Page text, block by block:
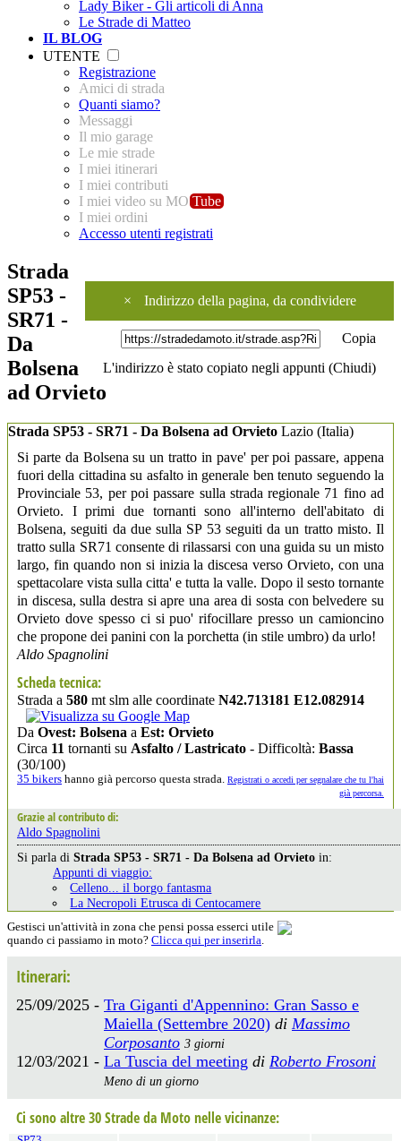
Lady Biker - Gli articoli di Anna
Le Strade di Matteo
IL BLOG
UTENTE
Registrazione
Amici di strada
Quanti siamo?
Messaggi
Il mio garage
Le mie strade
I miei itinerari
I miei contributi
I miei video su MO Tube
I miei ordini
Accesso utenti registrati
× Indirizzo della pagina, da condividere
Copia
L'indirizzo è stato copiato negli appunti (Chiudi)
Strada
SP53 -
SR71 -
Da
Bolsena
ad Orvieto
Strada SP53 - SR71 - Da Bolsena ad Orvieto Lazio (Italia)
Si parte da Bolsena su un tratto in pave' per poi passare, appena
fuori della cittadina su asfalto in generale ben tenuto seguendo la
Provinciale 53, per poi passare sulla strada regionale 71 fino ad
Orvieto. I primi due tornanti sono all'interno dell'abitato di
Bolsena, seguiti da due sulla SP 53 seguiti da un tratto misto. Il
tratto sulla SR71 consente di rilassarsi con una guida su un misto
largo, fin quando non si inizia la discesa verso Orvieto, con una
spettacolare vista sulla citta' e tutta la valle. Dopo il sesto tornante
in discesa, sulla destra si apre una area di sosta con belvedere su
Orvieto dove spesso ci si puo' rifocillare presso un camioncino
che propone dei panini con la porchetta (in stile umbro) da urlo!
Aldo Spagnolini
Scheda tecnica:
Strada a 580 mt slm alle coordinate N42.713181 E12.082914
Da Ovest: Bolsena a Est: Orvieto
Circa 11 tornanti su Asfalto / Lastricato - Difficoltà: Bassa
(30/100)
35 bikers hanno già percorso questa strada. Registrati o accedi per segnalare che tu l'hai
già percorsa.
Grazie al contributo di:
Aldo Spagnolini
Si parla di Strada SP53 - SR71 - Da Bolsena ad Orvieto in:
Appunti di viaggio:
Celleno... il borgo fantasma
La Necropoli Etrusca di Centocamere
Gestisci un'attività in zona che pensi possa esserci utile
quando ci passiamo in moto? Clicca qui per inserirla.
Itinerari:
25/09/2025 - Tra Giganti d'Appennino: Gran Sasso e
Maiella (Settembre 2020) di Massimo
Corposanto 3 giorni
12/03/2021 - La Tuscia del meeting di Roberto Frosoni
Meno di un giorno
Ci sono altre 30 Strade da Moto nelle vicinanze: